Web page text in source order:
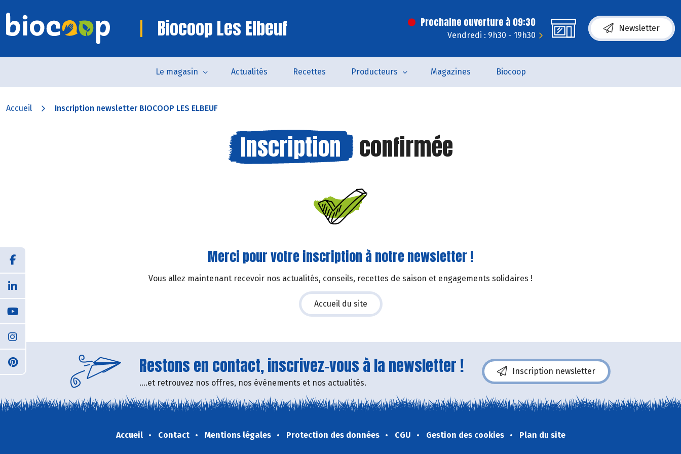
Biocoop Les Elbeuf Prochaine ouverture à 09:30
Vendredi : 9h30 - 19h30
Newsletter
Le magasin Actualités Recettes Producteurs Magazines Biocoop
Accueil Inscription newsletter BIOCOOP LES ELBEUF
Inscription confirmée
Merci pour votre inscription à notre newsletter !
Vous allez maintenant recevoir nos actualités, conseils, recettes de saison et engagements solidaires !
Accueil du site
Restons en contact, inscrivez-vous à la newsletter !
....et retrouvez nos offres, nos événements et nos actualités.
Inscription newsletter
Accueil Contact Mentions légales Protection des données CGU Gestion des cookies Plan du site